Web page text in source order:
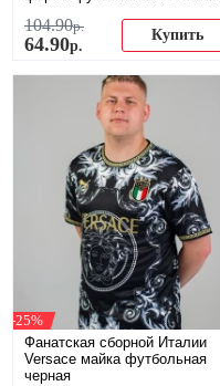
104.90р.
64.90р.
Купить
-25%
Фанатская сборной Италии
Versace майка футбольная
черная